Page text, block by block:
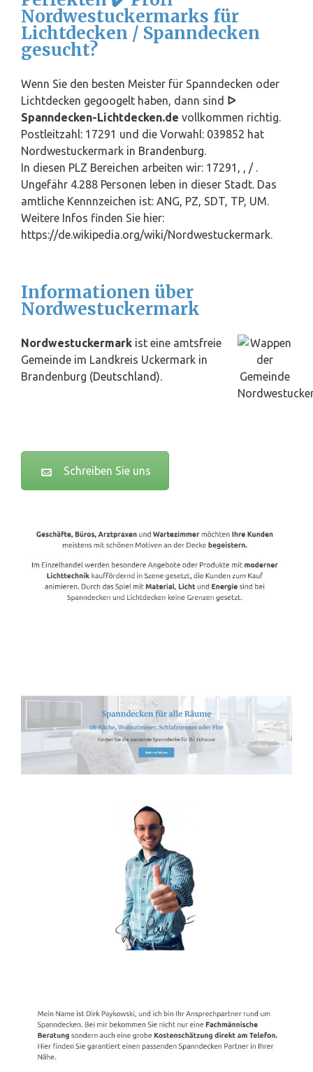
Nordwestuckermarks für
Lichtdecken / Spanndecken
gesucht?
Wenn Sie den besten Meister für Spanndecken oder
Lichtdecken gegoogelt haben, dann sind ᐅ
Spanndecken-Lichtdecken.de vollkommen richtig.
Postleitzahl: 17291 und die Vorwahl: 039852 hat
Nordwestuckermark in Brandenburg.
In diesen PLZ Bereichen arbeiten wir: 17291, , / .
Ungefähr 4.288 Personen leben in dieser Stadt. Das
amtliche Kennnzeichen ist: ANG, PZ, SDT, TP, UM.
Weitere Infos finden Sie hier:
https://de.wikipedia.org/wiki/Nordwestuckermark.
Informationen über
Nordwestuckermark
Nordwestuckermark ist eine amtsfreie
Gemeinde im Landkreis Uckermark in
Brandenburg (Deutschland).
Schreiben Sie uns